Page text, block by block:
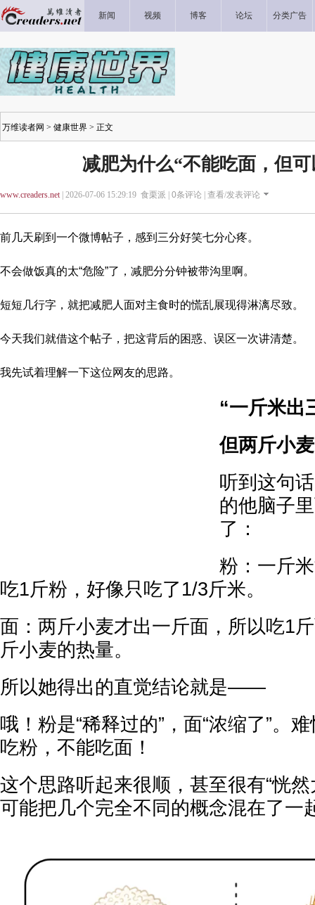
新闻 视频 博客 论坛 分类广告
万维读者网 > 健康世界 > 正文
减肥为什么“不能吃面，但
www.creaders.net| 2026-07-06 15:29:19 食栗派 | 0条评论 | 查看/发表评论
前几天刷到一个微博帖子，感到三分好笑七分心疼。
不会做饭真的太“危险”了，减肥分分钟被带沟里啊。
短短几行字，就把减肥人面对主食时的慌乱展现得淋漓尽致。
今天我们就借这个帖子，把这背后的困惑、误区一次讲清楚。
我先试着理解一下这位网友的思路。
“一斤米出
但两斤小
听到这句
的他脑子
了：
粉：一斤
吃1斤粉，好像只吃了1/3斤米。
面：两斤小麦才出一斤面，所以吃1
斤小麦的热量。
所以她得出的直觉结论就是——
哦！粉是“稀释过的”，面“浓缩了”。
吃粉，不能吃面！
这个思路听起来很顺，甚至很有“恍
可能把几个完全不同的概念混在了一